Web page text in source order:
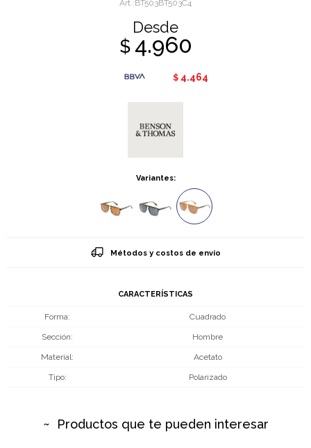
BT503BT503C4
Desde
$ 4.960
$ 4.464
Variantes:
Métodos y costos de envío
CARACTERÍSTICAS
Forma Cuadrado
Sección Hombre
Material Acetato
Tipo Polarizado
Productos que te pueden interesar